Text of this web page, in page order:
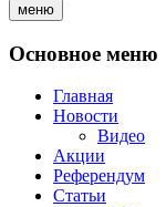
меню
Основное меню
Главная
Новости
Видео
Акции
Референдум
Статьи